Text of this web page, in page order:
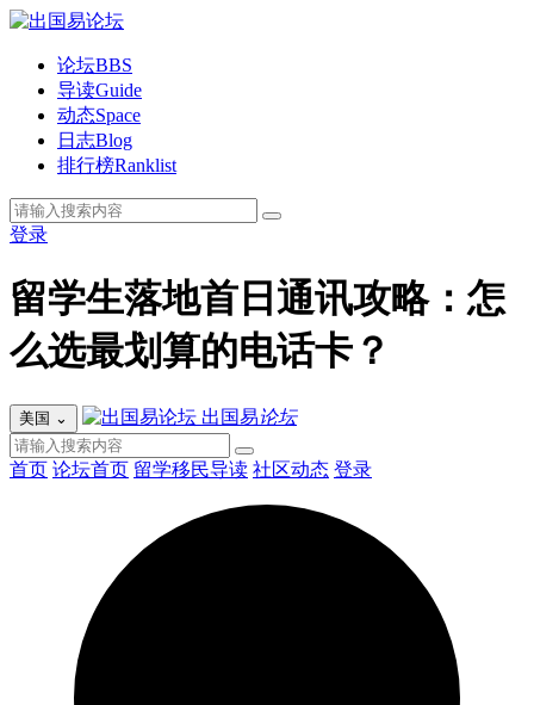
论坛BBS
导读Guide
动态Space
日志Blog
排行榜Ranklist
登录
留学生落地首日通讯攻略：怎
么选最划算的电话卡？
美国 ⌄ 出国易论坛
首页 论坛首页 留学移民导读 社区动态 登录